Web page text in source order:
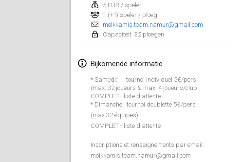
5 EUR / speler
1 (+1) speler / ploeg
molkkamis.team.namur@gmail.com
Capaciteit: 32 ploegen
Bijkomende informatie
* Samedi: tournoi individuel 5€/pers
(max: 32 joueurs & max: 4 joueurs/club
COMPLET - liste d'attente
* Dimanche: tournoi doublette 5€/pers
(max 32 équipes)
COMPLET - liste d'attente
Inscriptions et renseignements par email:
molkkamis.team.namur@gmail.com
2 feb. 2019|Finland
Lumi Mölkky
9 feb. 2019 Finland
Tournoi de la St Valentin
OTH
16 feb. 2019|Frankrijk